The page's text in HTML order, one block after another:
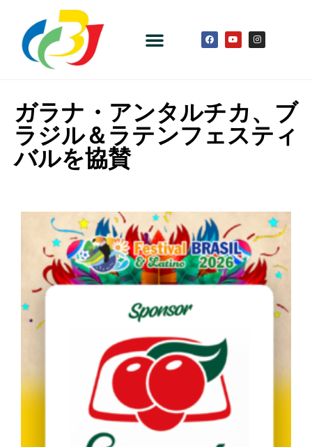
ガラナ・アンタルチカ、ブ
ラジル＆ラテンフェスティ
バルを協賛